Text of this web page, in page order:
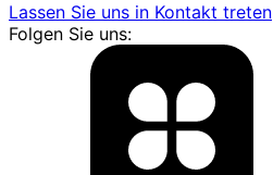
Lassen Sie uns in Kontakt treten
Folgen Sie uns: